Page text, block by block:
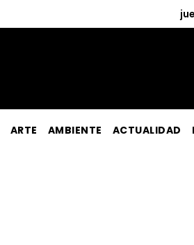
ARTE AMBIENTE ACTUALIDAD